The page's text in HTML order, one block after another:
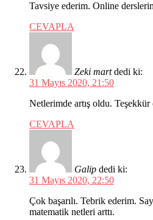
Tavsiye ederim. Online
CEVAPLA
Zeki mart dedi ki:
31 Mayıs 2020, 21:50
Netlerimde artış oldu. Teşekkür
CEVAPLA
Galip dedi ki:
31 Mayıs 2020, 22:50
Çok başarılı. Tebrik ederim.
matematik netleri arttı.